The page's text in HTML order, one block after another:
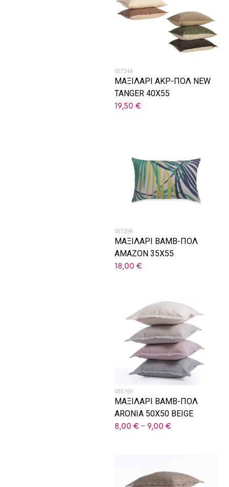
027248
ΜΑΞΙΛΑΡΙ ΑΚΡ-ΠΟΛ NEW
TANGER 40X55
19,50 €
037298
ΜΑΞΙΛΑΡΙ ΒΑΜΒ-ΠΟΛ
AMAZON 35X55
18,00 €
035769
ΜΑΞΙΛΑΡΙ ΒΑΜΒ-ΠΟΛ
ARONIA 50X50 BEIGE
8,00 € – 9,00 €